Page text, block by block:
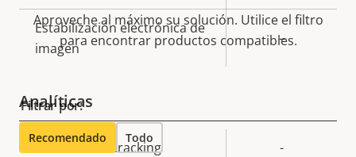
Estabilización electrónica de
imagen
–
Analíticas
Descripción
Valor de
Versión Autotracking -
Aproveche al máximo su solución. Utilice el filtro
para encontrar productos compatibles.
Filtrar por:
Recomendado Todo